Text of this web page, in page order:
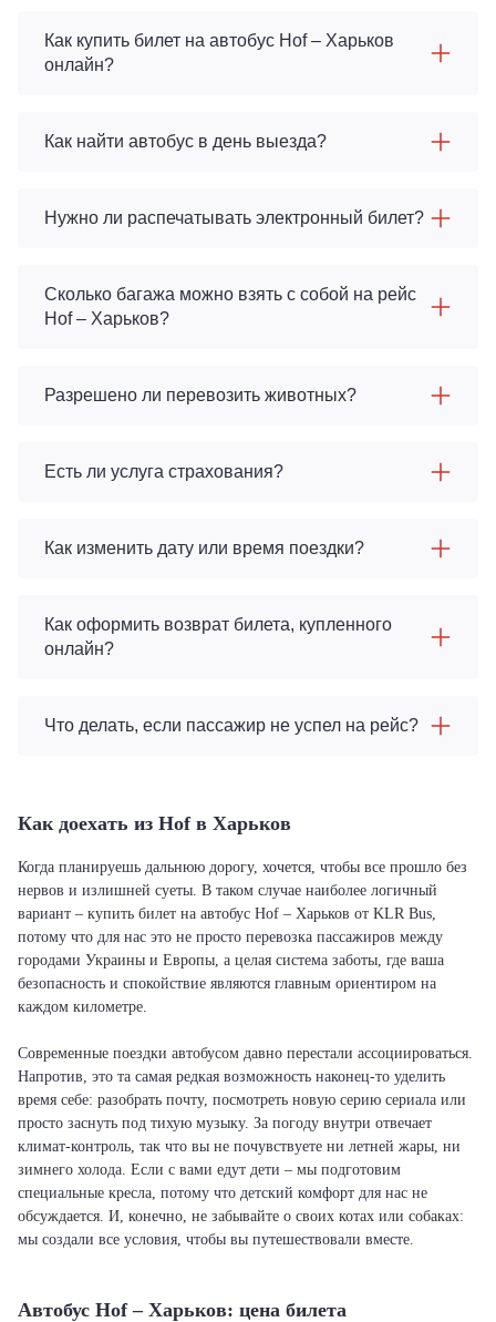
Как купить билет на автобус Hof – Харьков
онлайн?
Как найти автобус в день выезда?
Нужно ли распечатывать электронный билет?
Сколько багажа можно взять с собой на рейс
Hof – Харьков?
Разрешено ли перевозить животных?
Есть ли услуга страхования?
Как изменить дату или время поездки?
Как оформить возврат билета, купленного
онлайн?
Что делать, если пассажир не успел на рейс?
Как доехать из Hof в Харьков
Когда планируешь дальнюю дорогу, хочется, чтобы все прошло без
нервов и излишней суеты. В таком случае наиболее логичный
вариант – купить билет на автобус Hof – Харьков от KLR Bus,
потому что для нас это не просто перевозка пассажиров между
городами Украины и Европы, а целая система заботы, где ваша
безопасность и спокойствие являются главным ориентиром на
каждом километре.
Современные поездки автобусом давно перестали ассоциироваться.
Напротив, это та самая редкая возможность наконец-то уделить
время себе: разобрать почту, посмотреть новую серию сериала или
просто заснуть под тихую музыку. За погоду внутри отвечает
климат-контроль, так что вы не почувствуете ни летней жары, ни
зимнего холода. Если с вами едут дети – мы подготовим
специальные кресла, потому что детский комфорт для нас не
обсуждается. И, конечно, не забывайте о своих котах или собаках:
мы создали все условия, чтобы вы путешествовали вместе.
Автобус Hof – Харьков: цена билета